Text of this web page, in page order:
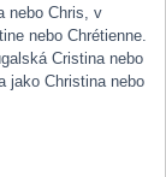
nebo Chris, v
nebo Chrétienne.
Cristina nebo
jako Christina nebo